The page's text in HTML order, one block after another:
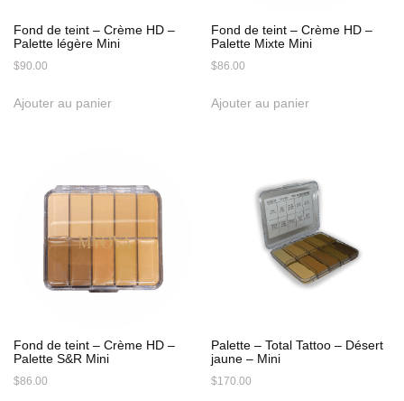
Fond de teint – Crème HD –
Palette légère Mini
$90.00
Ajouter au panier
Fond de teint – Crème HD –
Palette Mixte Mini
$86.00
Ajouter au panier
Fond de teint – Crème HD –
Palette S&R Mini
$86.00
Palette – Total Tattoo – Désert
jaune – Mini
$170.00